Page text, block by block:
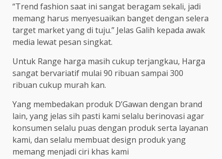
“Trend fashion saat ini sangat beragam sekali, jadi
memang harus menyesuaikan banget dengan selera
target market yang di tuju.” Jelas Galih kepada awak
media lewat pesan singkat.
Untuk Range harga masih cukup terjangkau, Harga
sangat bervariatif mulai 90 ribuan sampai 300
ribuan cukup murah kan.
Yang membedakan produk D’Gawan dengan brand
lain, yang jelas sih pasti kami selalu berinovasi agar
konsumen selalu puas dengan produk serta layanan
kami, dan selalu membuat design produk yang
memang menjadi ciri khas kami